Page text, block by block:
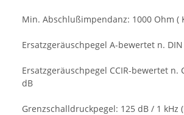
Min. Abschlußimpendanz: 1000 Ohm (
Ersatzgeräuschpegel A-bewertet n. DIN
Ersatzgeräuschpegel CCIR-bewertet n.
dB
Grenzschalldruckpegel: 125 dB / 1 kHz